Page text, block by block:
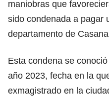
maniobras que
sido condenada a pagar
departamento de
Esta condena se
año 2023, fecha en la
exmagistrado en la